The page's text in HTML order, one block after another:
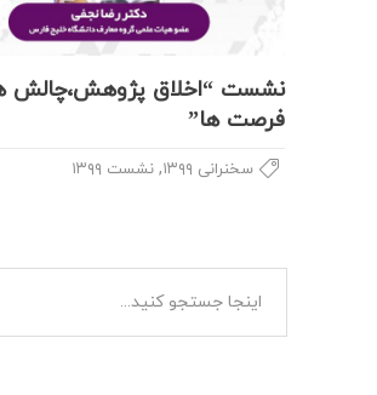
نشست “اخلاق پژوهش،چالش
فرصت ها”
سخنرانی ۱۳۹۹ , نشست ۱۳۹۹